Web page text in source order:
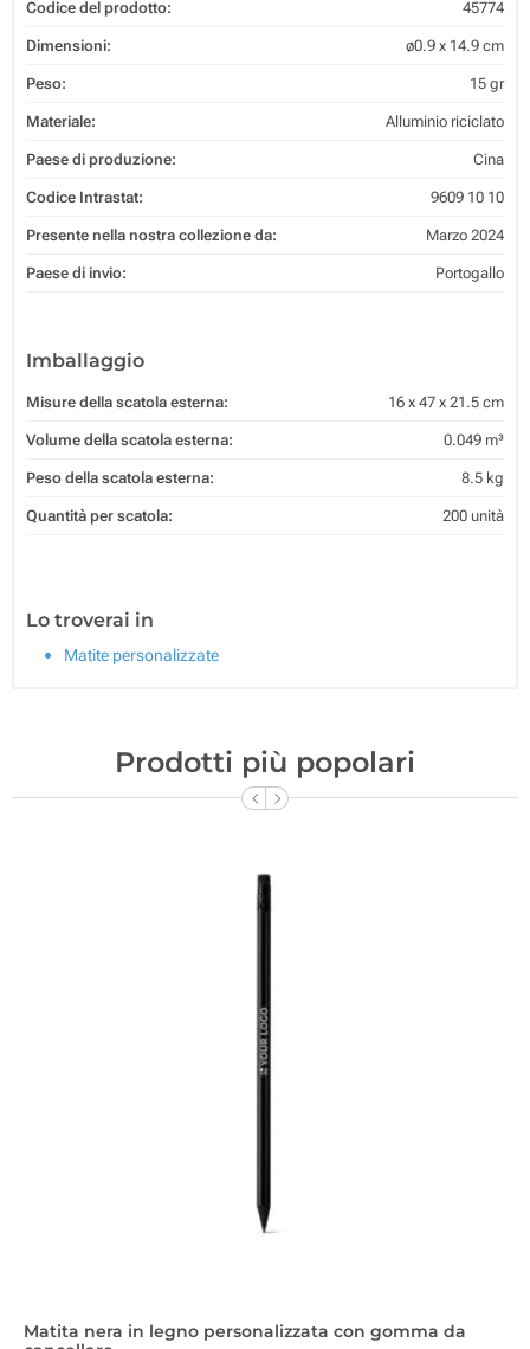
Codice del prodotto: 45774
Dimensioni: ø0.9 x 14.9 cm
Peso: 15 gr
Materiale: Alluminio riciclato
Paese di produzione: Cina
Codice Intrastat: 9609 10 10
Presente nella nostra collezione da: Marzo 2024
Paese di invio: Portogallo
Imballaggio
Misure della scatola esterna: 16 x 47 x 21.5 cm
Volume della scatola esterna: 0.049 m³
Peso della scatola esterna: 8.5 kg
Quantità per scatola: 200 unità
Lo troverai in
Matite personalizzate
Prodotti più popolari
Matita nera in legno personalizzata con gomma da